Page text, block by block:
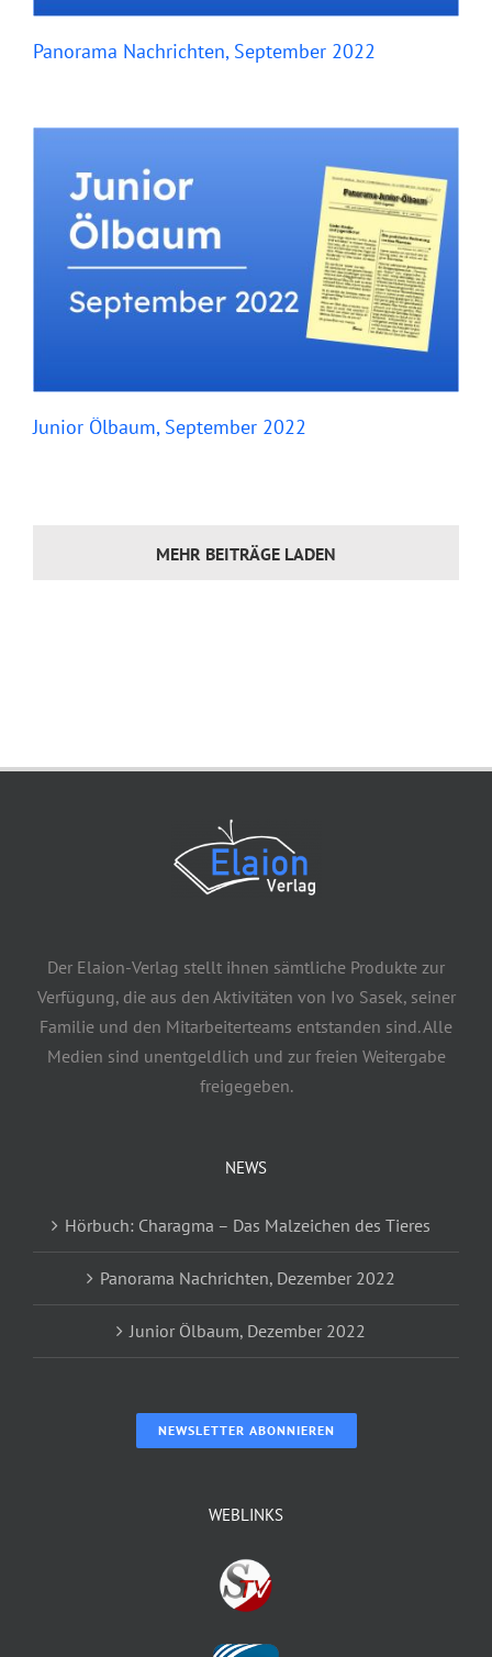
Panorama Nachrichten, September 2022
Junior Ölbaum, September 2022
MEHR BEITRÄGE LADEN
Der Elaion-Verlag stellt ihnen sämtliche Produkte zur
Verfügung, die aus den Aktivitäten von Ivo Sasek, seiner
Familie und den Mitarbeiterteams entstanden sind. Alle
Medien sind unentgeldlich und zur freien Weitergabe
freigegeben.
NEWS
Hörbuch: Charagma – Das Malzeichen des Tieres
Panorama Nachrichten, Dezember 2022
Junior Ölbaum, Dezember 2022
NEWSLETTER ABONNIEREN
WEBLINKS